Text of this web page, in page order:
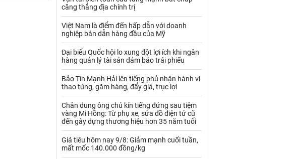
Kim loại khác Mắc ca
Muối Ngũ cốc
Nhựa - Hạt nhựa
Palladium Phân bón
Rau - Củ -Quả Sắt thép
Sữa
căng thẳng địa chính trị
Việt Nam là điểm đến hấp dẫn với doanh
nghiệp bán dẫn hàng đầu của Mỹ
Đại biểu Quốc hội lo xung đột lợi ích khi ngân
hàng quản lý tài sản đảm bảo trái phiếu
Bảo Tín Mạnh Hải lên tiếng phủ nhận hành vi
thao túng, găm hàng, đẩy giá, trục lợi
Chân dung ông chủ kín tiếng đứng sau tiệm
vàng Mi Hồng: Từ phụ xe, sửa đồ điện tử cũ
đến gây dựng thương hiệu hơn 35 năm tuổi
Giá tiêu hôm nay 9/8: Giảm mạnh cuối tuần,
mất mốc 140.000 đồng/kg